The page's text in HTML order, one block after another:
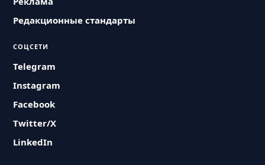
Редакционные стандарты
СОЦСЕТИ
Telegram
Instagram
Facebook
Twitter/X
LinkedIn